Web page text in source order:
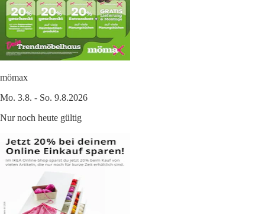
mömax
Mo. 3.8. - So. 9.8.2026
Nur noch heute gültig